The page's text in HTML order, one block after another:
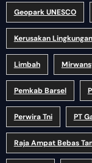
Geopark UNESCO
Kerusakan Lingkungan
Limbah
Pemkab Barsel
Perwira Tni PT
Raja Ampat Bebas